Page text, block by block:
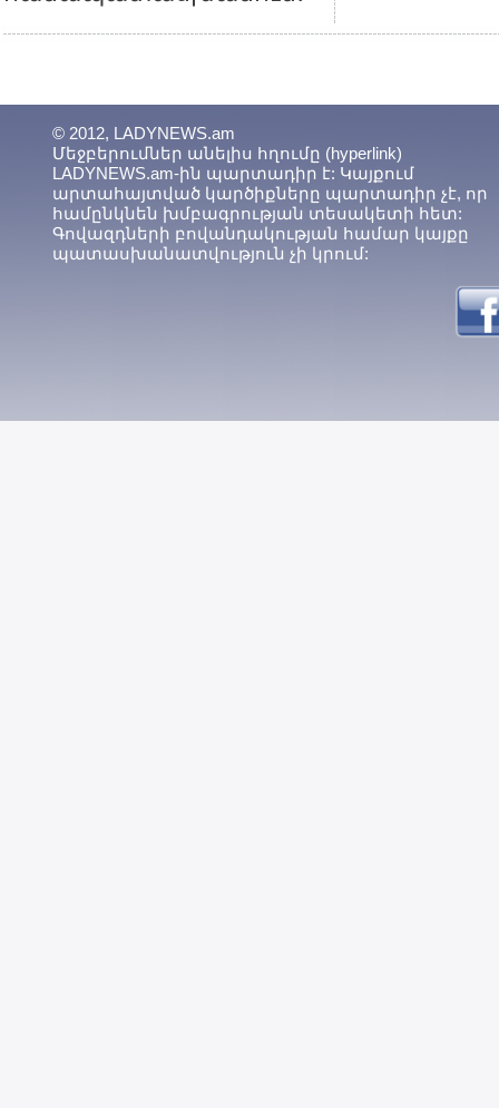
© 2012, LADYNEWS.am
Մեջբերումներ անելիս հղումը (hyperlink)
LADYNEWS.am-ին պարտադիր է: Կայքում
արտահայտված կարծիքները պարտադիր չէ, որ
համընկնեն խմբագրության տեսակետի հետ:
Գովազդների բովանդակության համար կայքը
պատասխանատվություն չի կրում: